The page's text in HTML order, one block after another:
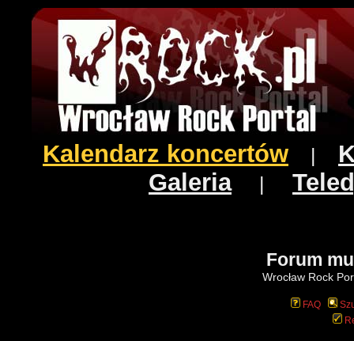
Kalendarz koncertów
Galeria|
Forum
Wrocław Rock
FAQ